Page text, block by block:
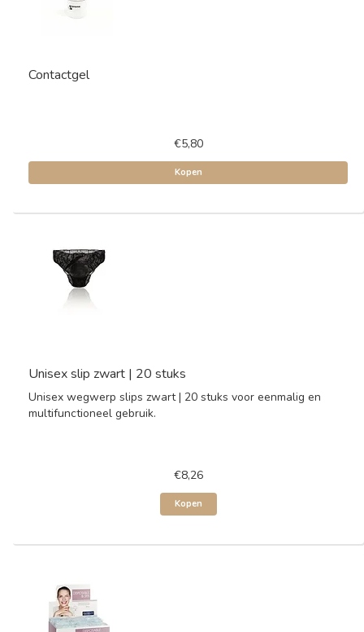
Contactgel
€5,80
Kopen
Unisex slip zwart | 20 stuks
Unisex wegwerp slips zwart | 20 stuks voor eenmalig en
multifunctioneel gebruik.
€8,26
Kopen